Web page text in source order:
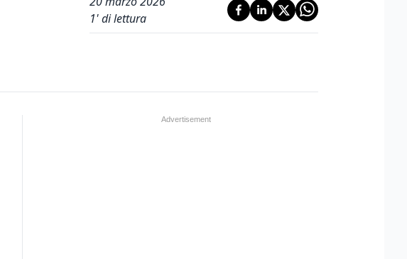
1' di lettura